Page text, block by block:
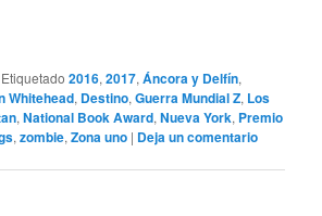
Etiquetado 2016,2017,Áncora y Delfín,
Whitehead, Destino,Guerra Mundial Z, Los
,National Book Award,Nueva York, Premio
,zombie,Zona uno | Deja un comentario